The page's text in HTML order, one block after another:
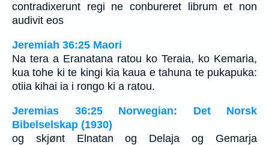
contradixerunt regi ne conbureret librum et non
audivit eos
Jeremiah 36:25 Maori
Na tera a Eranatana ratou ko Teraia, ko Kemaria,
kua tohe ki te kingi kia kaua e tahuna te pukapuka:
otiia kihai ia i rongo ki a ratou.
Jeremias 36:25 Norwegian: Det Norsk
Bibelselskap (1930)
og skjønt Elnatan og Delaja og Gemarja